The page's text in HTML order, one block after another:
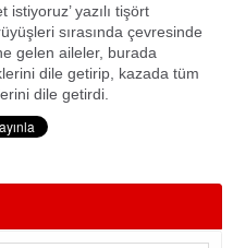
istiyoruz’ yazılı tişört
sırasında çevresinde
gelen aileler, burada
dile getirip, kazada tüm
dile getirdi.